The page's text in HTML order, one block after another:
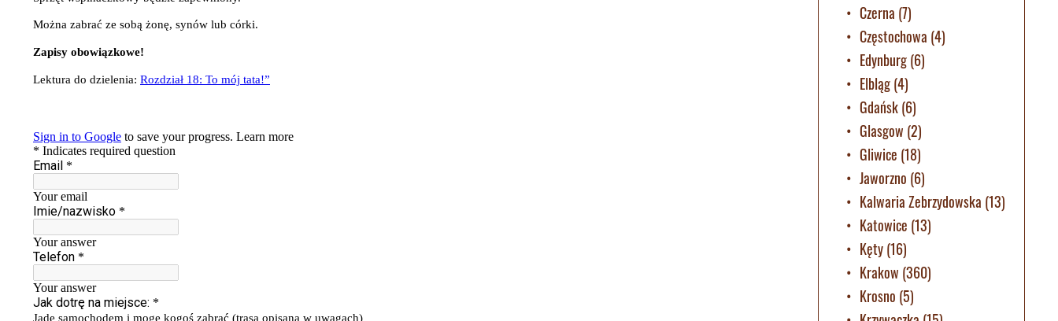
Czerna (7)
Częstochowa (4)
Edynburg(6)
Elbląg(4)
Gdańsk(6)
Glasgow (2)
Gliwice (18)
Jaworzno (6)
Kalwaria Zebrzydowska (13)
Katowice (13)
Kęty(16)
Krakow (360)
Krosno (5)